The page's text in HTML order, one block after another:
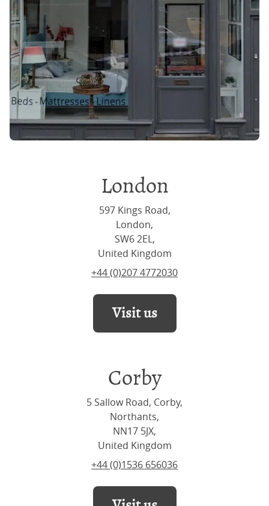
London
597 Kings Road,
London,
SW6 2EL,
United Kingdom
+44 (0)207 4772030
Visit us
Corby
5 Sallow Road, Corby,
Northants,
NN17 5JX,
United Kingdom
+44 (0)1536 656036